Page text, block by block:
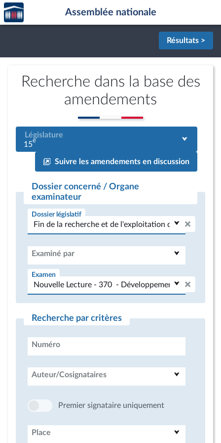
Aller au contenu
Aller en bas de la page
Accèder
à la
page
Assemblée nationale
Résultats >
Recherche dans la base des
amendements
Législature
15e
Suivre les amendements en discussion
Dossier concerné / Organe
examinateur
Dossier législatif
Examiné par
Examen
Recherche par critères
Numéro
Auteur/Cosignataires
Premier signataire uniquement
Place